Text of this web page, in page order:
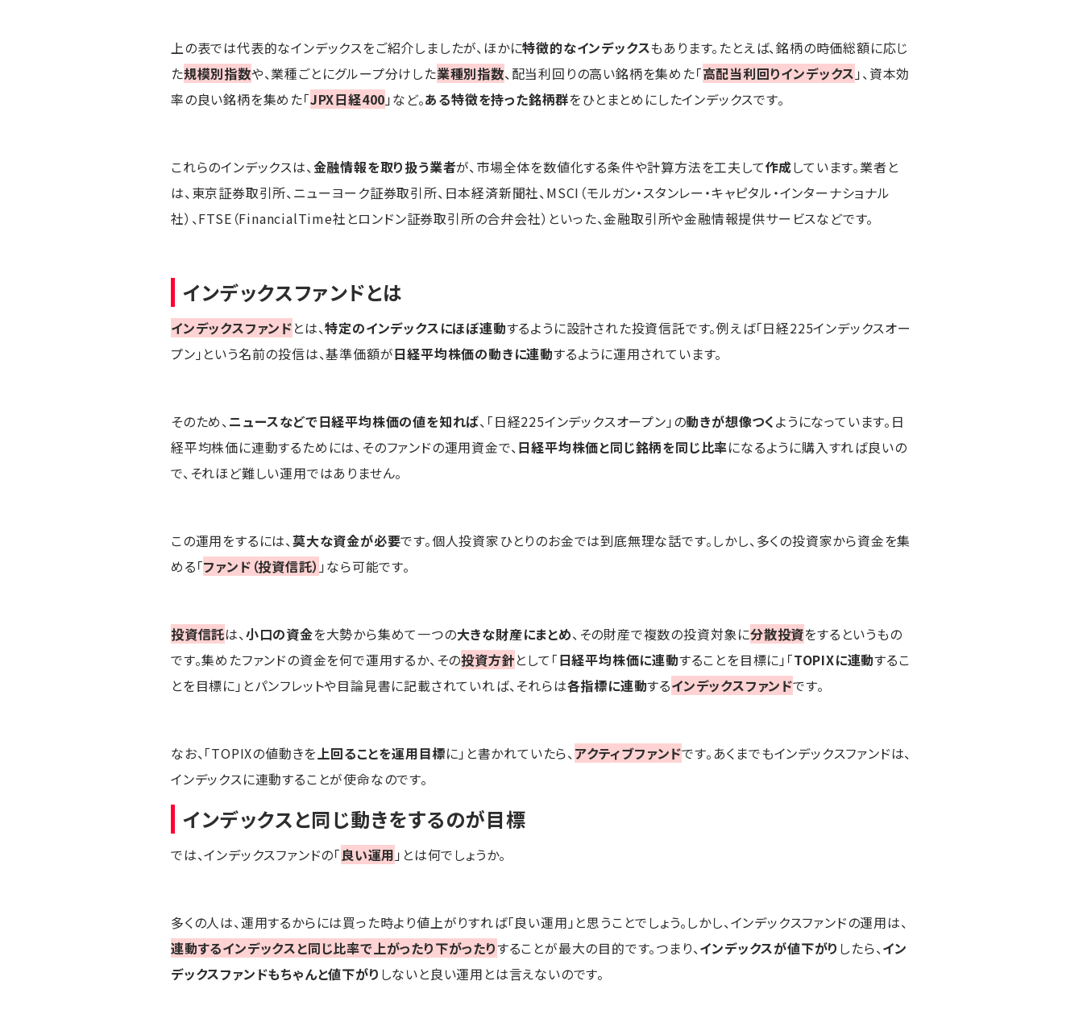
上の表では代表的なインデックスをご紹介しましたが、ほかに特徴的なインデックスもあります。たとえば、銘柄の時価総額に応じ
た規模別指数や、業種ごとにグループ分けした業種別指数、配当利回りの高い銘柄を集めた「高配当利回りインデックス 」、資本効
率の良い銘柄を集めた「JPX日経400 」など。ある特徴を持った銘柄群をひとまとめにしたインデックスです。
これらのインデックスは、金融情報を取り扱う業者が、市場全体を数値化する条件や計算方法を工夫して作成しています。業者と
は、東京証券取引所、ニューヨーク証券取引所、日本経済新聞社、MSCI（モルガン・スタンレー・キャピタル・インターナショナル
社）、FTSE（FinancialTime社とロンドン証券取引所の合弁会社）といった、金融取引所や金融情報提供サービスなどです。
インデックスファンドとは
インデックスファンドとは、特定のインデックスにほぼ連動するように設計された投資信託です。例えば「日経225インデックスオー
プン」という名前の投信は、基準価額が日経平均株価の動きに連動するように運用されています。
そのため、 ニュースなどで日経平均株価の値を知れば、「日経225インデックスオープン」の動きが想像つくようになっています。日
経平均株価に連動するためには、そのファンドの運用資金で、 日経平均株価と同じ銘柄を同じ比率になるように購入すれば良いの
で、それほど難しい運用ではありません。
この運用をするには、莫大な資金が必要です。個人投資家ひとりのお金では到底無理な話です。しかし、多くの投資家から資金を集
める「ファンド（投資信託） 」なら可能です。
投資信託は、小口の資金を大勢から集めて一つの大きな財産にまとめ、その財産で複数の投資対象に分散投資をするというもの
です。集めたファンドの資金を何で運用するか、その投資方針として「日経平均株価に連動することを目標に」「TOPIXに連動するこ
とを目標に」とパンフレットや目論見書に記載されていれば、それらは各指標に連動するインデックスファンドです。
なお、「TOPIXの値動きを 上回ることを運用目標に」と書かれていたら、 アクティブファンドです。あくまでもインデックスファンドは、
インデックスに連動することが使命なのです。
インデックスと同じ動きをするのが目標
では、インデックスファンドの「良い運用 」とは何でしょうか。
多くの人は、運用するからには買った時より値上がりすれば「良い運用」と思うことでしょう。しかし、インデックスファンドの運用は、
連動するインデックスと同じ比率で上がったり下がったりすることが最大の目的です。つまり、インデックスが値下がり したら、イン
デックスファンドもちゃんと値下がり しないと良い運用とは言えないのです。